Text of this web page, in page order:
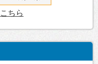
こちら